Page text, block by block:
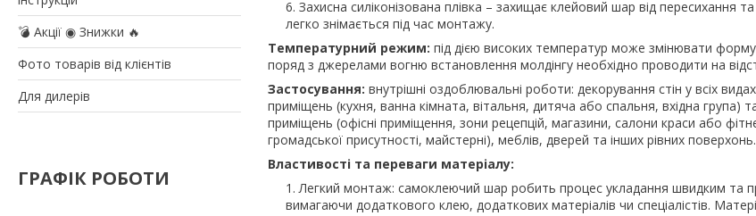
💣 Акції ◉ Знижки 🔥
Фото товарів від клієнтів
Для дилерів
ГРАФІК РОБОТИ
Захисна силіконізована плівка – захищає клейовий шар від пересихання
легко знімається під час монтажу.
Температурний режим: під дією високих температур може змінювати форму.
поряд з джерелами вогню встановлення молдінгу необхідно проводити на
Застосування: внутрішні оздоблювальні роботи: декорування стін у всіх
приміщень (кухня, ванна кімната, вітальня, дитяча або спальня, вхідна група)
приміщень (офісні приміщення, зони рецепцій, магазини, салони краси або
громадської присутності, майстерні), меблів, дверей та інших рівних поверхонь.
Властивості та переваги матеріалу:
Легкий монтаж: самоклеючий шар робить процес укладання швидким та
вимагаючи додаткового клею, додаткових матеріалів чи спеціалістів.